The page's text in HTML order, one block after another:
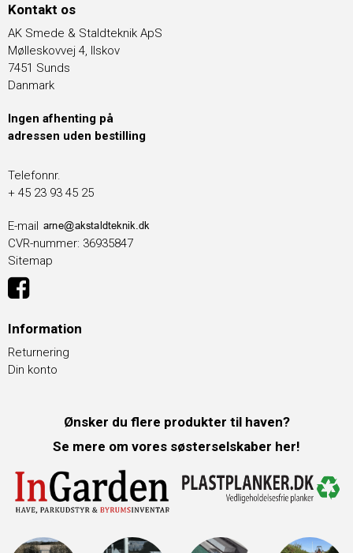
Kontakt os
AK Smede & Staldteknik ApS
Mølleskovvej 4, Ilskov
7451 Sunds
Danmark
Ingen afhenting på
adressen uden bestilling
Telefonnr.
+ 45 23 93 45 25
E-mail
CVR-nummer: 36935847
Sitemap
Information
Returnering
Din konto
Ønsker du flere produkter til haven?
Se mere om vores søsterselskaber her!